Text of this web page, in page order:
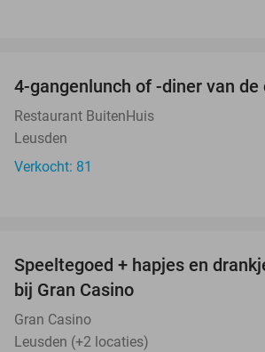
4-gangenlunch of -diner van de
Restaurant BuitenHuis
Leusden
Verkocht: 81
Speeltegoed + hapjes en
bij Gran Casino
Gran Casino
Leusden (+2 locaties)